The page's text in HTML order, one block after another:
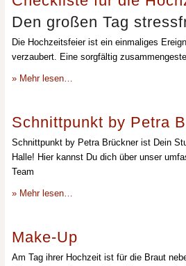
Den großen Tag
Die Hochzeitsfeier ist ein einmaliges
verzaubert. Eine sorgfältig
» Mehr lesen…
Schnittpunkt by Petra
Schnittpunkt by Petra Brückner ist Dein
Halle! Hier kannst Du dich über unser
Team
» Mehr lesen…
Make-Up
Am Tag ihrer Hochzeit ist für die Braut